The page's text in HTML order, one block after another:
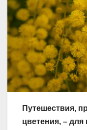
Путешествия,
цветения, –